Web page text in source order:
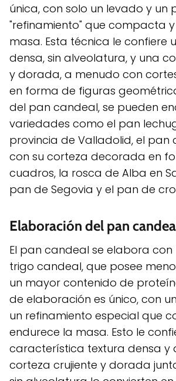
única, con solo un levado y un
"refinamiento" que compacta
masa. Esta técnica le confiere
densa, sin alveolatura, y una
y dorada, a menudo con
en forma de figuras
del pan candeal, se pueden
variedades como el pan
provincia de Valladolid, el pan
con su corteza decorada en
cuadros, la rosca de Alba en
pan de Segovia y el pan de
Elaboración del pan
El pan candeal se elabora con
trigo candeal, que posee
un mayor contenido de
de elaboración es único, con
un refinamiento especial que
endurece la masa. Esto le
característica textura densa y
corteza crujiente y dorada